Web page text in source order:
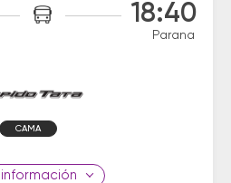
18:40
Parana
CAMA
información